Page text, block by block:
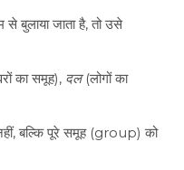
बुलाया जाता है, तो उसे
का समूह), दल(लोगों का
बल्कि पूरे समूह (group) को